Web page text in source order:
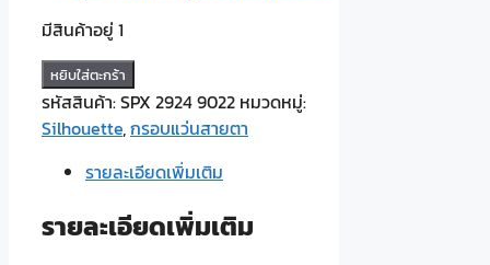
มีสินค้าอยู่ 1
จำนวน
Silhouette
รุ่น
9022
หยิบใส่ตะกร้า
รหัสสินค้า:SPX 2924 9022 หมวดหมู่:
Silhouette,กรอบแว่นสายตา
รายละเอียดเพิ่มเติม
รายละเอียดเพิ่มเติม